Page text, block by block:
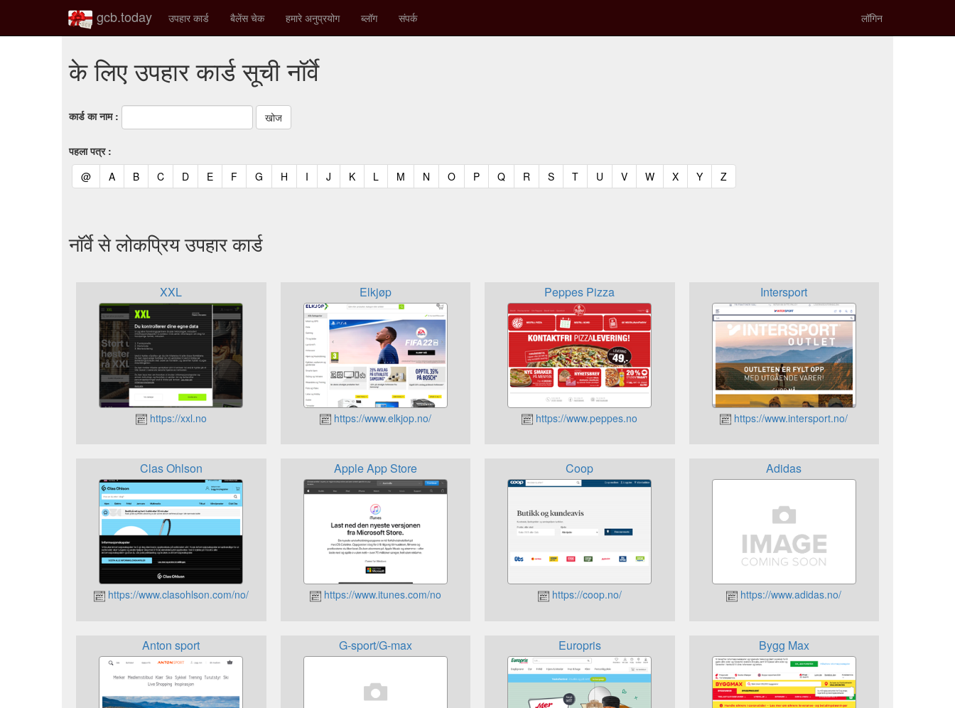
gcb.today उपहार कार्ड बैलेंस चेक हमारे अनुप्रयोग ब्लॉग संपर्क लॉगिन
के लिए उपहार कार्ड सूची नॉर्वे
कार्ड का नाम :
पहला पत्र :
@(current)
A(current)
B(current)
C(current)
D(current)
E(current)
F(current)
G (current)
H (current)
I (current)
J (current)
K(current)
L (current)
M (current)
N (current)
O(current)
P(current)
Q(current)
R (current)
S(current)
T(current)
U (current)
V(current)
W(current)
X(current)
Y(current)
Z(current)
नॉर्वे से लोकप्रिय उपहार कार्ड
XXL
https://xxl.no
Elkjøp
https://www.elkjop.no/
Peppes Pizza
https://www.peppes.no
Intersport
https://www.intersport.no/
Clas Ohlson
https://www.clasohlson.com/no/
Apple App Store
https://www.itunes.com/no
Coop
https://coop.no/
Adidas
https://www.adidas.no/
Anton sport G-sport/G-max Europris Bygg Max